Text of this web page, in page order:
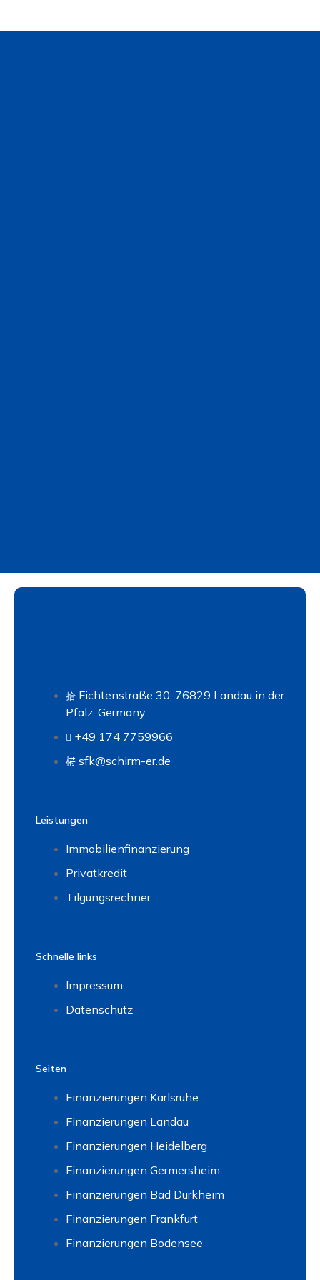
Fichtenstraße 30, 76829 Landau in der
Pfalz, Germany
+49 174 7759966
sfk@schirm-er.de
Leistungen
Immobilienfinanzierung
Privatkredit
Tilgungsrechner
Schnelle links
Impressum
Datenschutz
Seiten
Finanzierungen Karlsruhe
Finanzierungen Landau
Finanzierungen Heidelberg
Finanzierungen Germersheim
Finanzierungen Bad Durkheim
Finanzierungen Frankfurt
Finanzierungen Bodensee